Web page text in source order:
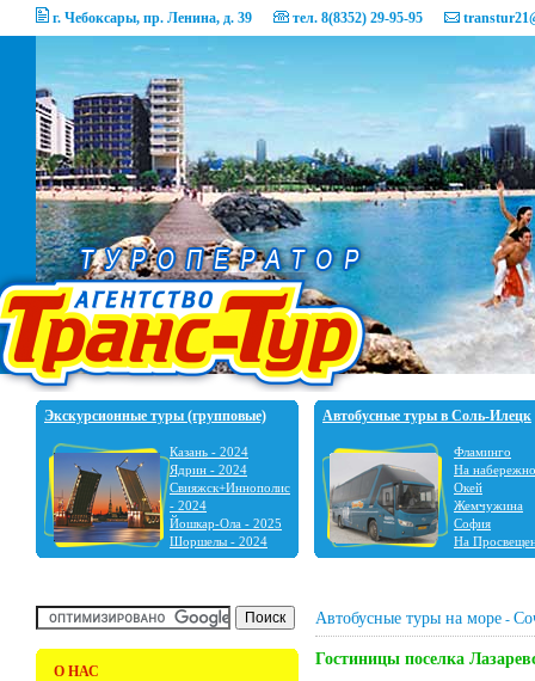
г. Чебоксары, пр. Ленина, д. 39 тел. 8(8352) 29-95-95
Экскурсионные туры (групповые)
Казань - 2024
Ядрин - 2024
Свияжск+Иннополис
- 2024
Йошкар-Ола - 2025
Шоршелы - 2024
Шальтямы - 2024
2023
Ульяновск - 2023
Фабрика ёлочных
Автобусные туры в Соль-Илецк
Фламинго
На
Окей
Жемчужина
София
На
О НАС
Автобусные туры на море -
Гостиницы поселка